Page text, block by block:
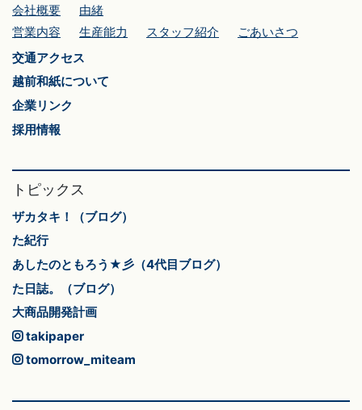
会社概要
由緒
営業内容
生産能力 スタッフ紹介
ごあいさつ
交通アクセス
越前和紙について
企業リンク
採用情報
トピックス
ザカタキ！（ブログ）
た紀行
あしたのともろう★彡（4代目ブログ）
た日誌。（ブログ）
大商品開発計画
takipaper
tomorrow_miteam